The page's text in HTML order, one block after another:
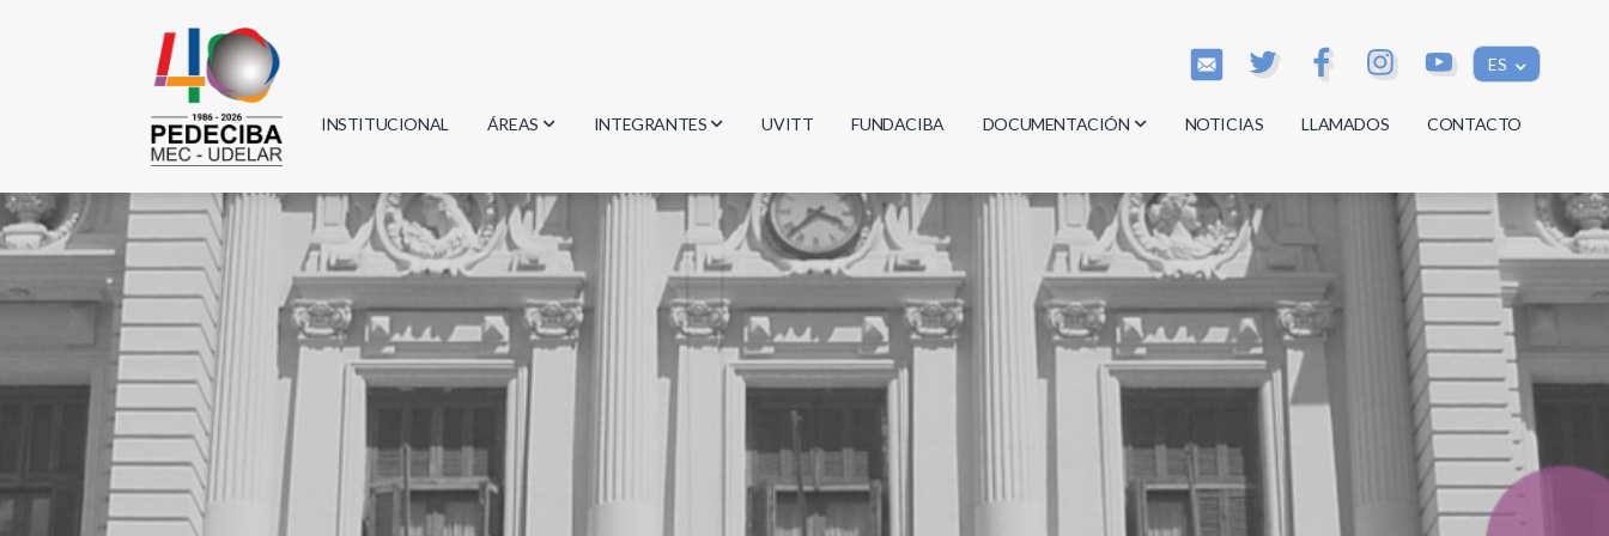
ES
INSTITUCIONAL ÁREAS
Biología
Física
Geociencias
Informática
Matemática
INTEGRANTES
Investigadores
Estudiantes
Egresados
UVITT FUNDACIBA DOCUMENTACIÓN
Actas
Reglamentos
Documentos
NOTICIAS LLAMADOS CONTACTO